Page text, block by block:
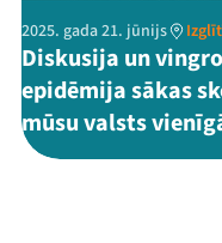
2025. gada 21. jūnijs
Diskusija un
epidēmija sākas
mūsu valsts